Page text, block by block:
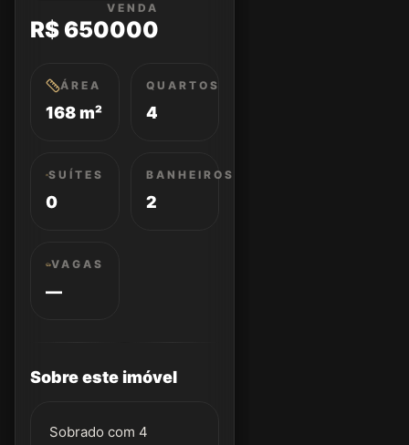
VENDA
R$ 650000
ÁREA
168 m²
QUARTOS
4
SUÍTES
0
BANHEIROS
2
VAGAS
—
Sobre este imóvel
Sobrado com 4